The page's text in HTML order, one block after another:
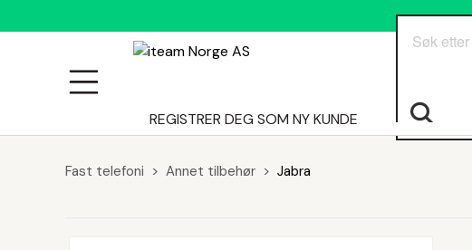
Søk
ALLE
PRODUKTER
REGISTRER DEG SOM NY KUNDE
Fast telefoni Annet tilbehør Jabra